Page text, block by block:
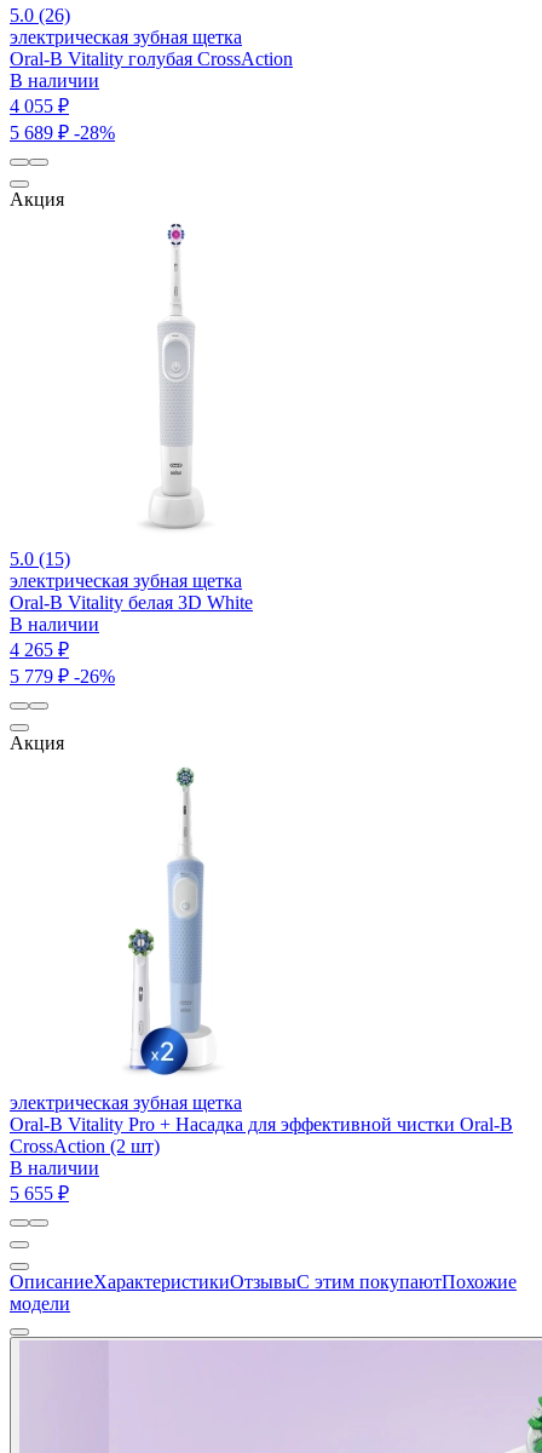
5.0 (26)
электрическая зубная щетка
Oral-B Vitality голубая CrossAction
В наличии
4 055 ₽
5 689 ₽ -28%
Акция
5.0 (15)
электрическая зубная щетка
Oral-B Vitality белая 3D White
В наличии
4 265 ₽
5 779 ₽ -26%
Акция
электрическая зубная щетка
Oral-B Vitality Pro + Насадка для эффективной чистки Oral-B
CrossAction (2 шт)
В наличии
5 655 ₽
ОписаниеХарактеристикиОтзывыС этим покупаютПохожие
модели